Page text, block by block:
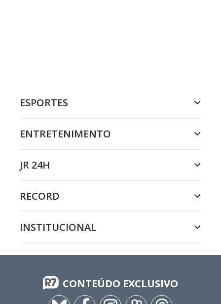
ESPORTES
ENTRETENIMENTO
JR 24H
RECORD
INSTITUCIONAL
CONTEÚDO EXCLUSIVO